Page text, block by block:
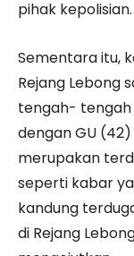
pihak kepolisian.
Sementara itu,
Rejang Lebong
tengah-
dengan GU
merupakan
seperti kabar
kandung
di Rejang